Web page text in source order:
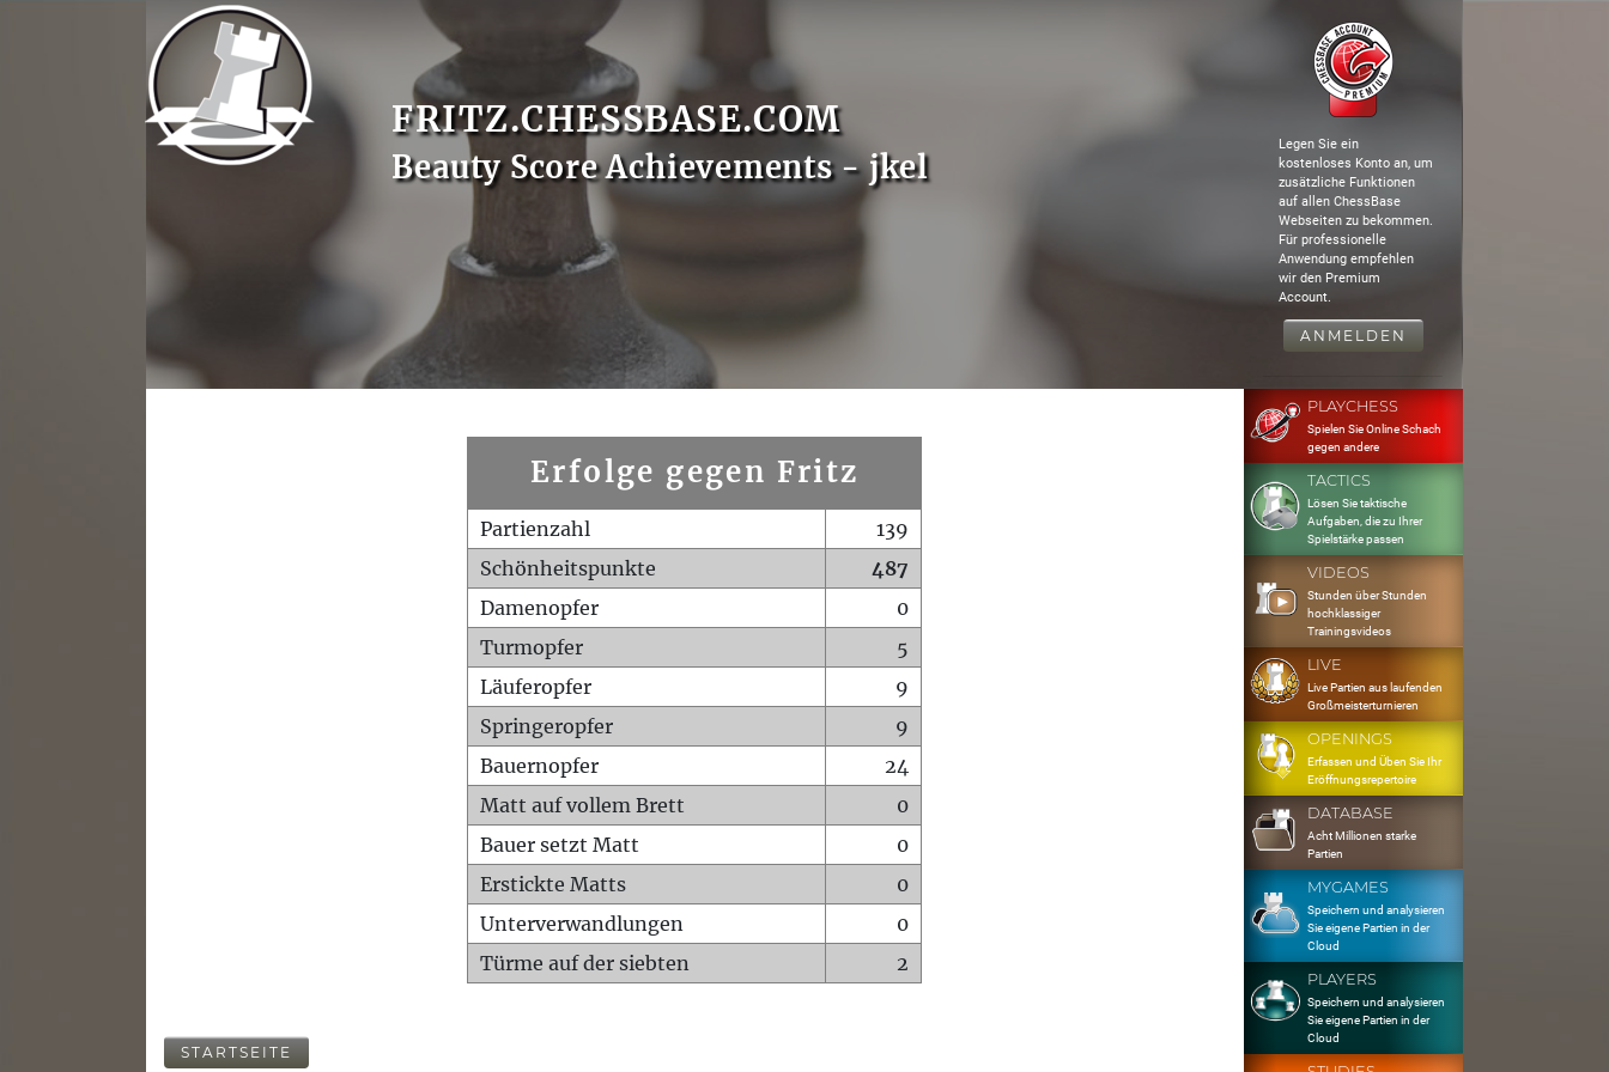
FRITZ.CHESSBASE.COM
Beauty Score Achievements - jkel
Legen Sie ein
kostenloses Konto an, um
zusätzliche Funktionen
auf allen ChessBase
Webseiten zu bekommen.
Für professionelle
Anwendung empfehlen
wir den Premium
Account.
ANMELDEN
Erfolge gegen Fritz
Partienzahl
139
Schönheitspunkte
487
Damenopfer
0
Turmopfer
5
Läuferopfer
9
Springeropfer
9
Bauernopfer
24
Matt auf vollem Brett
0
Bauer setzt Matt
0
Erstickte Matts
0
Unterverwandlungen
0
Türme auf der siebten
2
STARTSEITE
PLAYCHESS
Spielen Sie Online Schach
gegen andere
TACTICS
Lösen Sie taktische
Aufgaben, die zu Ihrer
Spielstärke passen
VIDEOS
Stunden über Stunden
hochklassiger
Trainingsvideos
LIVE
Live Partien aus laufenden
Großmeisterturnieren
OPENINGS
Erfassen und Üben Sie Ihr
Eröffnungsrepertoire
DATABASE
Acht Millionen starke
Partien
MYGAMES
Speichern und analysieren
Sie eigene Partien in der
Cloud
PLAYERS
Speichern und analysieren
Sie eigene Partien in der
Cloud